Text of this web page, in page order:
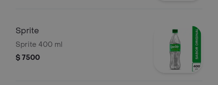
Sprite
Sprite 400 ml
$ 7500